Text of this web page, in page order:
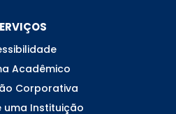
Acadêmico
Corporativa
uma Instituição